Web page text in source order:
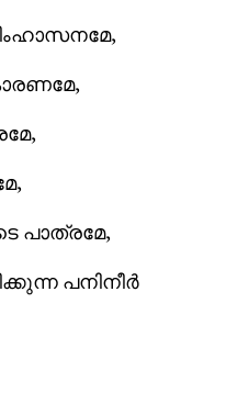
പാത്രമേ,
പനിനീര്‍